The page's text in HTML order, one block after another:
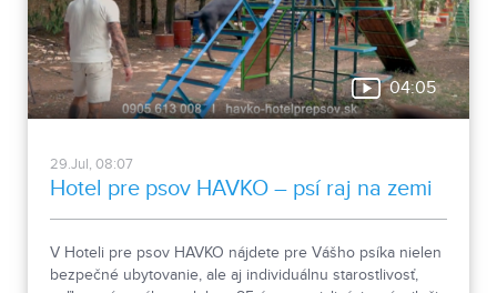
04:05
29.Jul, 08:07
Hotel pre psov HAVKO – psí raj na zemi
V Hoteli pre psov HAVKO nájdete pre Vášho psíka nielen
bezpečné ubytovanie, ale aj individuálnu starostlivosť,